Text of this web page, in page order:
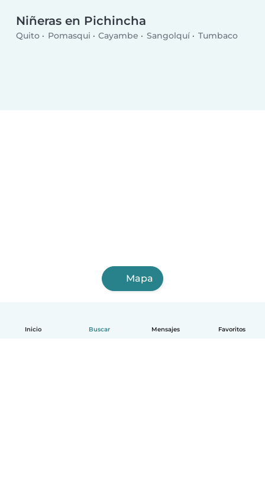
Inicio Buscar Mensajes Favoritos
Niñeras en Pichincha
Quito Pomasqui Cayambe Sangolquí Tumbaco
Mapa